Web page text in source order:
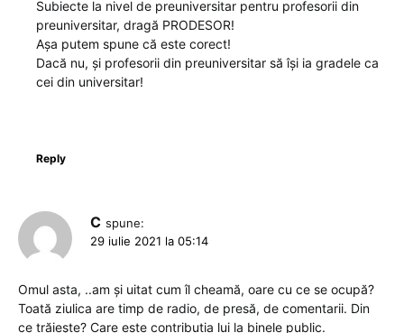
Subiecte la nivel de preuniversitar pentru profesorii din
preuniversitar, dragă PRODESOR!
Așa putem spune că este corect!
Dacă nu, și profesorii din preuniversitar să își ia gradele ca
cei din universitar!
Reply
C spune:
29 iulie 2021 la 05:14
Omul asta, ..am și uitat cum îl cheamă, oare cu ce se ocupă?
Toată ziulica are timp de radio, de presă, de comentarii. Din
ce trăiește? Care este contributia lui la binele public.